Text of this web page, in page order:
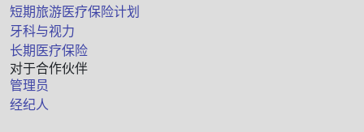
短期旅游医疗保险计划
牙科与视力
长期医疗保险
对于合作伙伴
管理员
经纪人